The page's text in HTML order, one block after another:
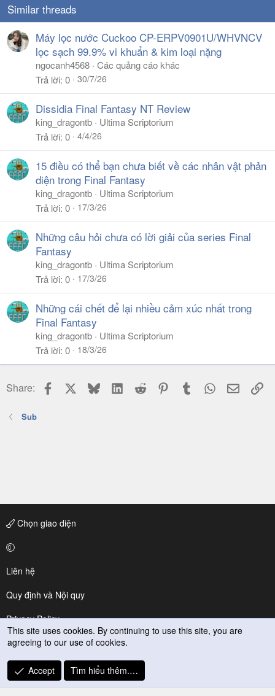
Similar threads
Máy lọc nước Cuckoo CP-ERPV0901U/WHVNCV
lọc sạch 99.9% vi khuẩn & kim loại nặng
ngocanh4568 Các quảng cáo khác
Trả lời 0 30/7/26
Dissidia Final Fantasy NT Review
king_dragontb
Ultima Scriptorium
Trả lời 0 4/4/26
15 điều có thể bạn chưa biết về các nhân vật phản
diện trong Final Fantasy
king_dragontb
Ultima Scriptorium
Trả lời 0 17/3/26
Những câu hỏi chưa có lời giải của series Final
Fantasy
king_dragontb
Ultima Scriptorium
Trả lời 0 17/3/26
Những cái chết để lại nhiều cảm xúc nhất trong
Final Fantasy
king_dragontb
Ultima Scriptorium
Trả lời 0 18/3/26
Share: Facebook BlueskyLinkedIn
Reddit PinterestTumblr WhatsApp
Email
Sub
Chọn giao diện
Liên hệ
Quy định và Nội quy
Privacy Policy
Trợ giúp
R
S
This site uses cookies. By continuing to use this site, you are
agreeing to our use of cookies.
Accept Tìm hiểu thêm.…